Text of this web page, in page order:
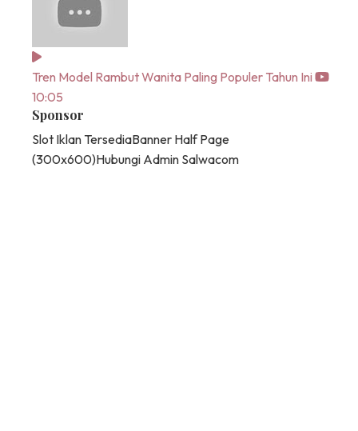
Tren Model Rambut Wanita Paling Populer Tahun Ini
10:05
Sponsor
Slot Iklan TersediaBanner Half Page
(300x600)Hubungi Admin Salwacom